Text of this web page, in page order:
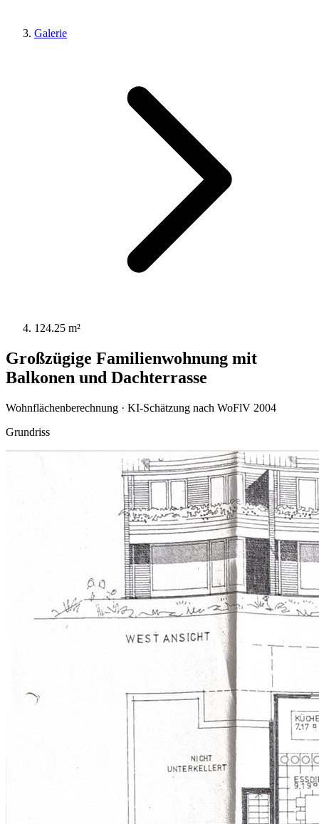
Galerie
124.25 m²
Großzügige Familienwohnung mit
Balkonen und Dachterrasse
Wohnflächenberechnung · KI-Schätzung nach WoFlV 2004
Grundriss